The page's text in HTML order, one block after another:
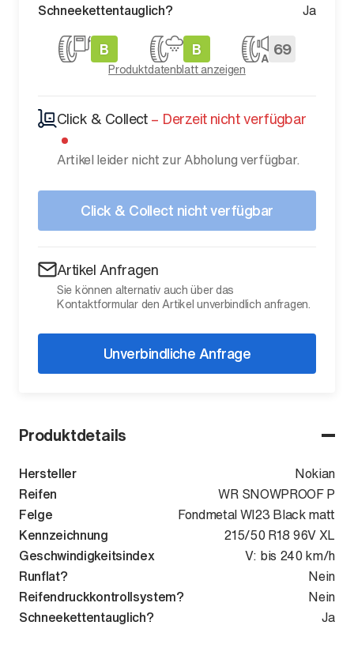
Produktdetails
Hersteller
Nokian
Reifen
WR SNOWPROOF P
Felge
Fondmetal WI23 Black matt
Kennzeichnung
215/50 R18 96V XL
Geschwindigkeitsindex
V: bis 240 km/h
Runflat?
Nein
Reifendruckkontrollsystem?
Nein
Schneekettentauglich?
Ja
Schneekettentauglich?
Ja
B B 69
Produktdatenblatt anzeigen
Click & Collect– Derzeit nicht verfügbar
Artikel leider nicht zur Abholung verfügbar.
Click & Collect nicht verfügbar
Artikel Anfragen
Sie können alternativ auch über das
Kontaktformular den Artikel unverbindlich anfragen.
Unverbindliche Anfrage